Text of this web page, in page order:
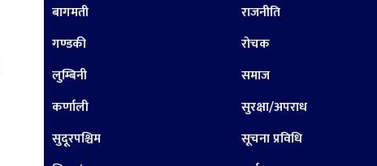
बागमती
गण्डकी
लुम्बिनी
कर्णाली
सुदूरपश्चिम
राजनीति
रोचक
समाज
सुरक्षा/अपराध
सूचना प्रविधि